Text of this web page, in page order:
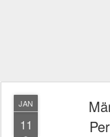
JAN
11